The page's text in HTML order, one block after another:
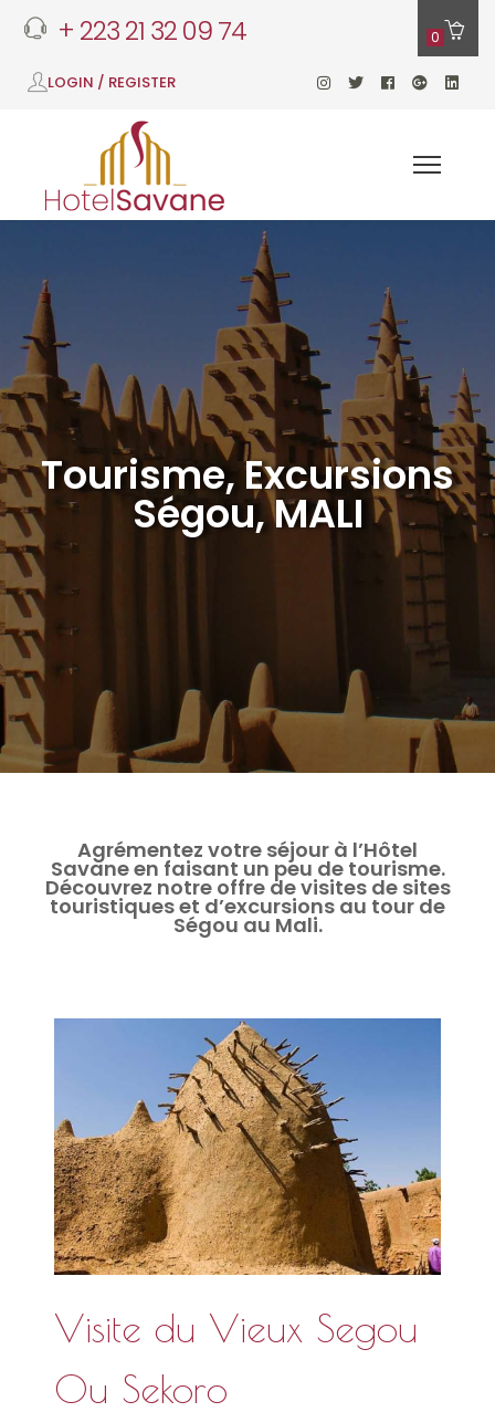
+ 223 21 32 09 74 0
LOGIN / REGISTER
Tourisme, Excursions
Ségou, MALI
Agrémentez votre séjour à l’Hôtel
Savane en faisant un peu de tourisme.
Découvrez notre offre de visites de sites
touristiques et d’excursions au tour de
Ségou au Mali.
Visite du Vieux Segou
Ou Sekoro